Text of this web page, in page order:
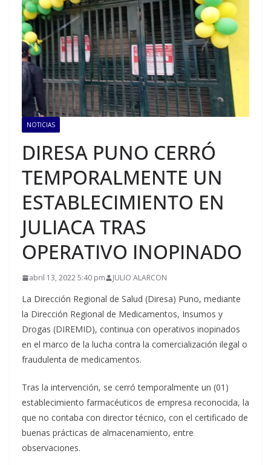
NOTICIAS
DIRESA PUNO CERRÓ
TEMPORALMENTE UN
ESTABLECIMIENTO EN
JULIACA TRAS
OPERATIVO INOPINADO
abril 13, 2022 5:40 pm JULIO ALARCON
La Dirección Regional de Salud (Diresa) Puno, mediante
la Dirección Regional de Medicamentos, Insumos y
Drogas (DIREMID), continua con operativos inopinados
en el marco de la lucha contra la comercialización ilegal o
fraudulenta de medicamentos.
Tras la intervención, se cerró temporalmente un (01)
establecimiento farmacéuticos de empresa reconocida, la
que no contaba con director técnico, con el certificado de
buenas prácticas de almacenamiento, entre
observaciones.